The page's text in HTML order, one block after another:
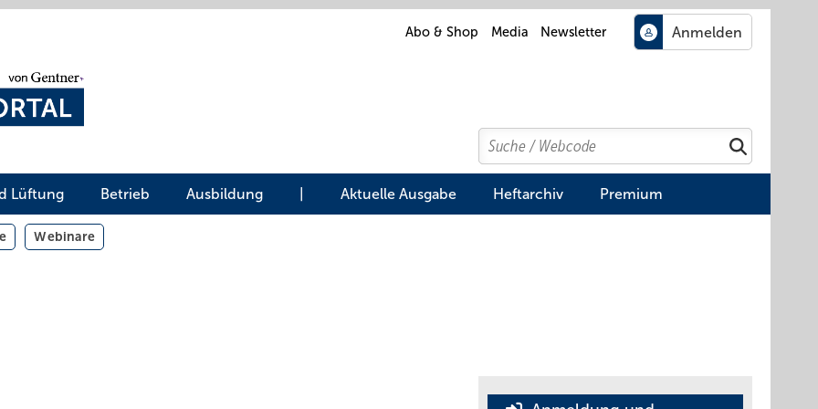
Abo & Shop Media Newsletter
Search
Suchen
Lüftung Betrieb Ausbildung Aktuelle Ausgabe Heftarchiv Premium
Webinare